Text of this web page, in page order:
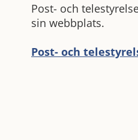
Post- och
sin webbplats.
Post- och